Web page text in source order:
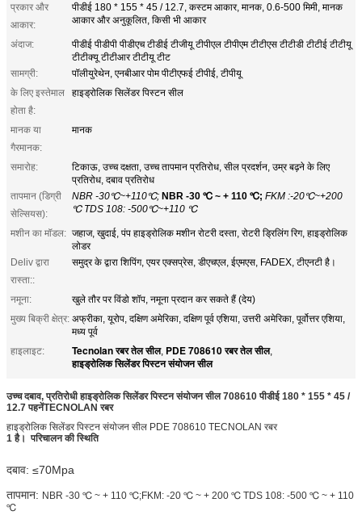
प्रकार और
आकार:
पीडीई 180 * 155 * 45 / 12.7, कस्टम आकार, मानक, 0.6-500 मिमी, मानक
आकार और अनुकूलित, किसी भी आकार
अंदाज:
पीडीई पीडीपी पीडीएच टीडीई टीजीयू टीपीएल टीपीएम टीटीएस टीटीडी टीटीई टीटीयू
टीटीक्यू टीटीआर टीटीयू टीट
सामग्री:
पॉलीयुरेथेन, एनबीआर पोम पीटीएफई टीपीई, टीपीयू
के लिए इस्तेमाल
होता है:
हाइड्रोलिक सिलेंडर पिस्टन सील
मानक या
गैरमानक:
मानक
समारोह:
टिकाऊ, उच्च दक्षता, उच्च तापमान प्रतिरोध, सील प्रदर्शन, उम्र बढ़ने के लिए
प्रतिरोध, दबाव प्रतिरोध
तापमान (डिग्री
सेल्सियस):
NBR -30℃~+110℃; NBR -30 ℃ ~ + 110 ℃; FKM :-20℃~+200
℃ TDS 108: -500℃~+110 ℃
मशीन का मॉडल: जहाज, खुदाई, पंप हाइड्रोलिक मशीन रोटरी दस्ता, रोटरी ड्रिलिंग रिग, हाइड्रोलिक
लोडर
Deliv द्वारा
रास्ता::
समुद्र के द्वारा शिपिंग, एयर एक्सप्रेस, डीएचएल, ईएमएस, FADEX, टीएनटी है।
नमूना:
खुले तौर पर विंडो शॉप, नमूना प्रदान कर सकते हैं (देय)
मुख्य बिक्री क्षेत्र: अफ्रीका, यूरोप, दक्षिण अमेरिका, दक्षिण पूर्व एशिया, उत्तरी अमेरिका, पूर्वोत्तर एशिया,
मध्य पूर्व
हाइलाइट:
Tecnolan रबर तेल सील, PDE 708610 रबर तेल सील,
हाइड्रोलिक सिलेंडर पिस्टन संयोजन सील
उच्च दबाव, प्रतिरोधी हाइड्रोलिक सिलेंडर पिस्टन संयोजन सील 708610 पीडीई 180 * 155 * 45 /
12.7 पहनेंTECNOLAN रबर
हाइड्रोलिक सिलेंडर पिस्टन संयोजन सील PDE 708610 TECNOLAN रबर
1 है। परिचालन की स्थिति
दबाव: ≤70Mpa
तापमान: NBR -30 ℃ ~ + 110 ℃;FKM: -20 ℃ ~ + 200 ℃ TDS 108: -500 ℃ ~ + 110
℃